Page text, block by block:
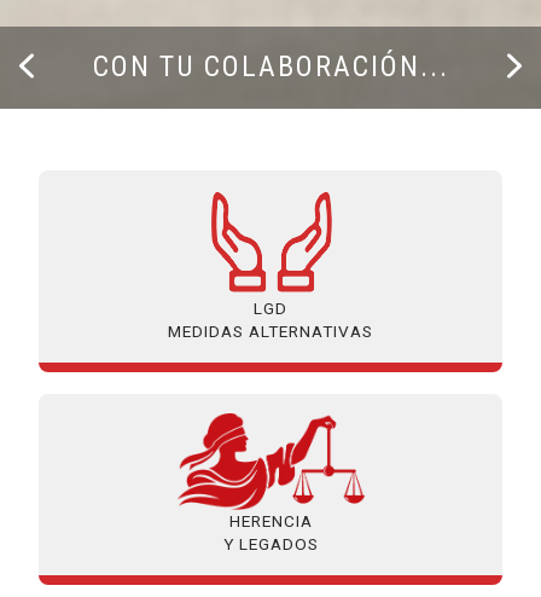
CON TU COLABORACIÓN...
ÚLTIMA PÁGINA
LGD
MEDIDAS ALTERNATIVAS
HERENCIA
Y LEGADOS